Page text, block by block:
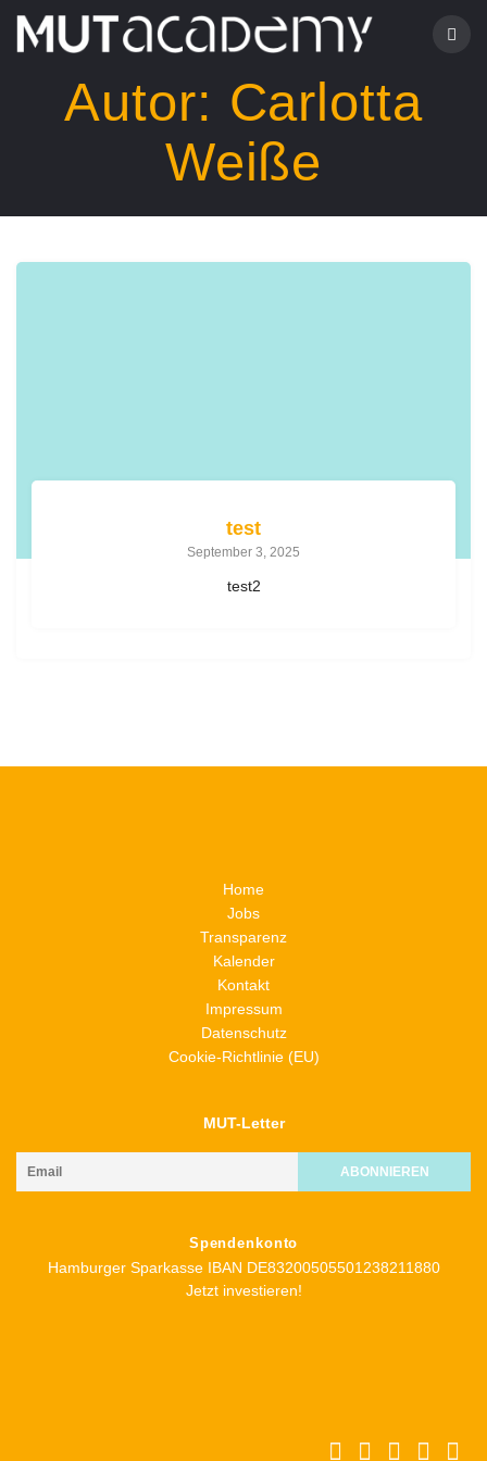
Inhalt
springen
Autor: Carlotta
Weiße
test
September 3, 2025
test2
Home
Jobs
Transparenz
Kalender
Kontakt
Impressum
Datenschutz
Cookie-Richtlinie (EU)
MUT-Letter
Spendenkonto
Hamburger Sparkasse IBAN DE83200505501238211880
Jetzt investieren!